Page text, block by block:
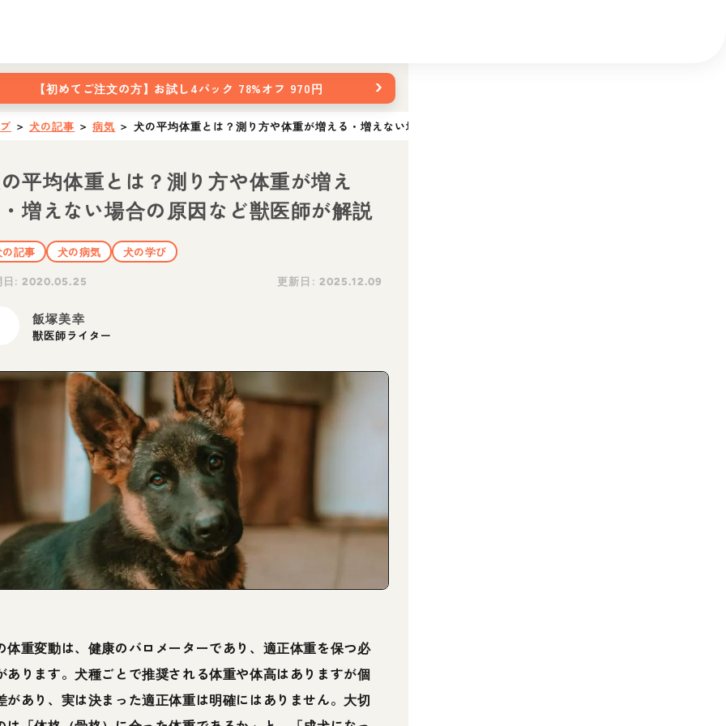
【初めてご注文の方】 お試し4パック 78%オフ 970円 ›
＞ 犬の記事 ＞ 病気 ＞ 犬の平均体重とは？測り方や体重が増える・増えない場合の原因など獣医師が解説
平均体重とは？測り方や体重が増え
増えない場合の原因など獣医師が解説
の記事 犬の病気
犬の学び
日:2020.05.25 更新日: 2025.12.09
飯塚美幸
獣医師ライター
体重変動は、健康のバロメーターであり、適正体重を保つ必
あります。犬種ごとで推奨される体重や体高はありますが個
があり、実は決まった適正体重は明確にはありません。大切